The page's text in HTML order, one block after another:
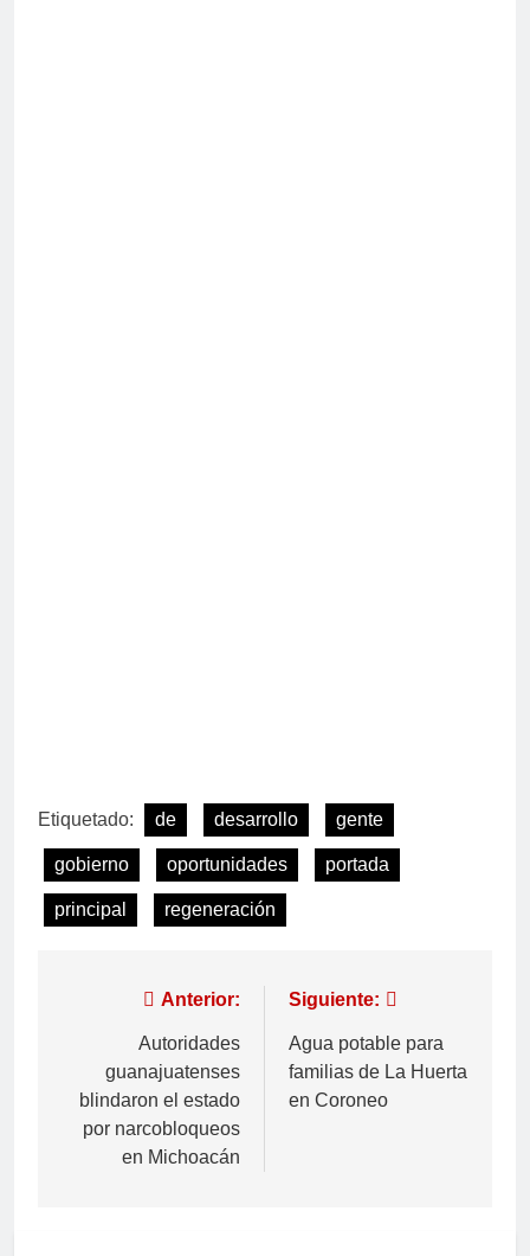
Etiquetado: de desarrollo gente
gobierno oportunidades portada
principal regeneración
Anterior:
Autoridades
guanajuatenses
blindaron el estado
por narcobloqueos
en Michoacán
Siguiente:
Agua potable para
familias de La Huerta
en Coroneo